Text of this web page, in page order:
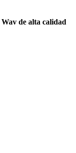
Wav de alta calidad